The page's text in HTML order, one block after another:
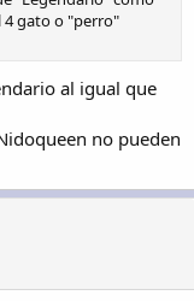
4 gato o "perro"
al igual que
no pueden